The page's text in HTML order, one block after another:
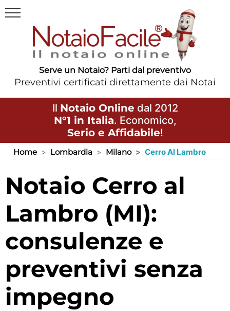
Serve un Notaio? Parti dal preventivo
Preventivi certificati direttamente dai Notai
Il Notaio Online dal 2012
N°1 in Italia. Economico,
Serio e Affidabile!
Home Lombardia Milano Cerro Al Lambro
Notaio Cerro al
Lambro (MI):
consulenze e
preventivi senza
impegno